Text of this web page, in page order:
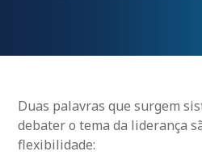
Duas palavras que surgem
debater o tema da liderança
flexibilidade: